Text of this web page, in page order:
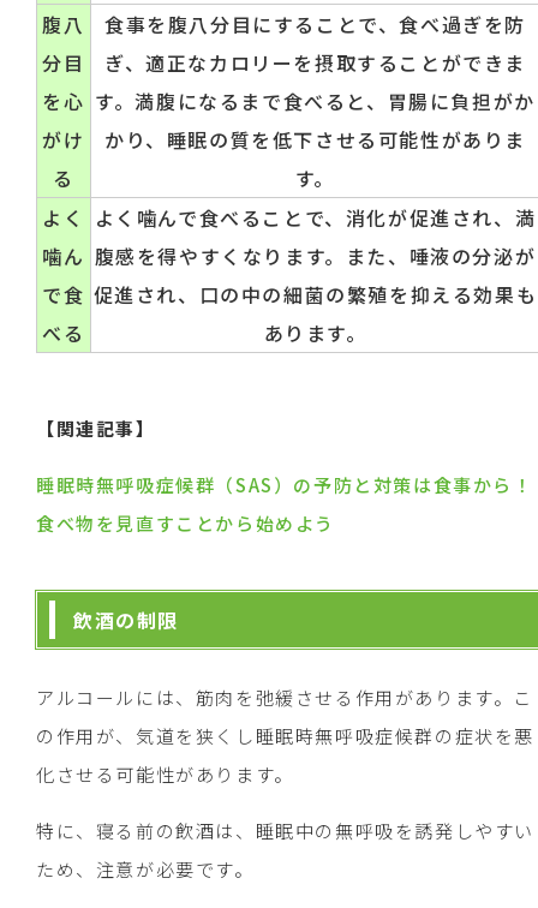
腹八
分目
を心
がけ
る
食事を腹八分目にすることで、食べ過ぎを防
ぎ、適正なカロリーを摂取することができま
す。満腹になるまで食べると、胃腸に負担がか
かり、睡眠の質を低下させる可能性がありま
す。
よく
噛ん
で食
べる
よく噛んで食べることで、消化が促進され、満
腹感を得やすくなります。また、唾液の分泌が
促進され、口の中の細菌の繁殖を抑える効果も
あります。
【関連記事】
睡眠時無呼吸症候群（SAS）の予防と対策は食事から！
食べ物を見直すことから始めよう
飲酒の制限
アルコールには、筋肉を弛緩させる作用があります。こ
の作用が、気道を狭くし睡眠時無呼吸症候群の症状を悪
化させる可能性があります。
特に、寝る前の飲酒は、睡眠中の無呼吸を誘発しやすい
ため、注意が必要です。